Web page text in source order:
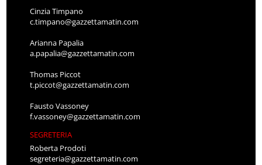
Cinzia Timpano
c.timpano@gazzettamatin.com
Arianna Papalia
a.papalia@gazzettamatin.com
Thomas Piccot
t.piccot@gazzettamatin.com
Fausto Vassoney
f.vassoney@gazzettamatin.com
SEGRETERIA
Roberta Prodoti
segreteria@gazzettamatin.com